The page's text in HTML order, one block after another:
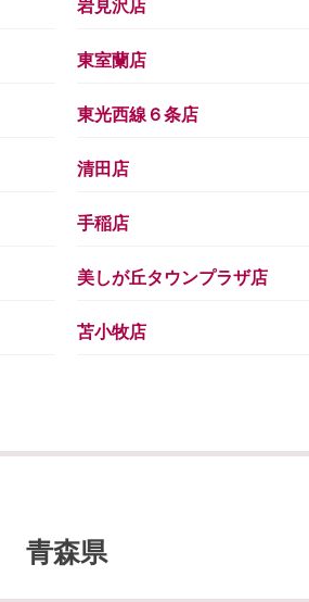
岩見沢店
東室蘭店
東光西線６条店
清田店
手稲店
美しが丘タウンプラザ店
苫小牧店
青森県